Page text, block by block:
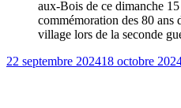
aux-Bois de ce dimanche
commémoration des 80 ans
village lors de la seconde
Posted
22 septembre 202418 octobre